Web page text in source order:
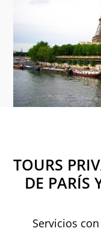
TOURS
DE PARÍS
Servicios